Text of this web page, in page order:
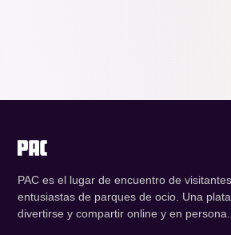
PAC es el lugar de encuentro de
entusiastas de parques de ocio. Una
divertirse y compartir online y en persona.